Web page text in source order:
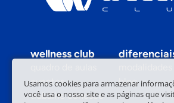
wellness club
eventos
blog
trabalhe conosco
Usamos cookies para armazenar
você usa o nosso site e as páginas que